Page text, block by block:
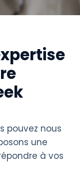
pouvez nous
une
à vos